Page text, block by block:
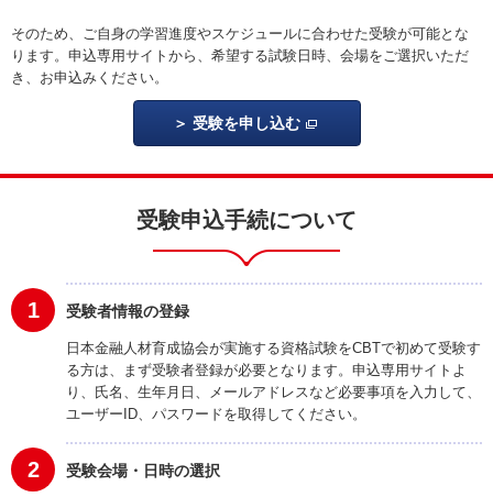
そのため、ご自身の学習進度やスケジュールに合わせた受験が可能とな
ります。申込専用サイトから、希望する試験日時、会場をご選択いただ
き、お申込みください。
受験を申し込む
受験申込手続について
1 受験者情報の登録
日本金融人材育成協会が実施する資格試験をCBTで初めて受験す
る方は、まず受験者登録が必要となります。申込専用サイトよ
り、氏名、生年月日、メールアドレスなど必要事項を入力して、
ユーザーID、パスワードを取得してください。
2 受験会場・日時の選択